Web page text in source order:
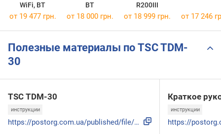
WiFi, BT
BT
R200III
от 19 477 грн. от 18 000 грн. от 18 999 грн. от 17 246
Полезные материалы по TSC TDM-
30
TSC TDM-30
инструкции
https://postorg.com.ua/published/file/997680/TDM-30_user_ma...
Краткое
инструкции